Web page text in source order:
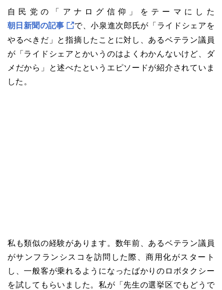
自民党の「アナログ信仰」をテーマにした
朝日新聞の記事
で、小泉進次郎氏が「ライドシェアを
やるべきだ」と指摘したことに対し、あるベテラン議員
が「ライドシェアとかいうのはよくわかんないけど、ダ
メだから」と述べたというエピソードが紹介されていま
した。
私も類似の経験があります。数年前、あるベテラン議員
がサンフランシスコを訪問した際、商用化がスタート
し、一般客が乗れるようになったばかりのロボタクシー
を試してもらいました。私が「先生の選挙区でもどうで